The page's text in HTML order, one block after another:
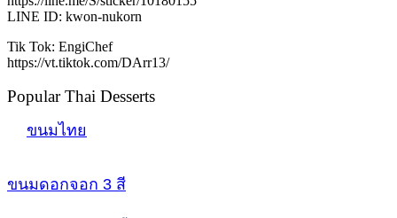
LINE ID: kwon-nukorn
Tik Tok: EngiChef
https://vt.tiktok.com/DArr13/
Popular Thai Desserts
ขนมไทย
ขนมดอกจอก 3 สี